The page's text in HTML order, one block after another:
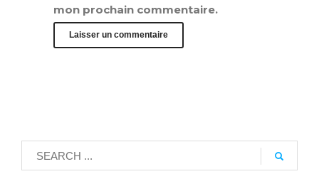
mon prochain commentaire.